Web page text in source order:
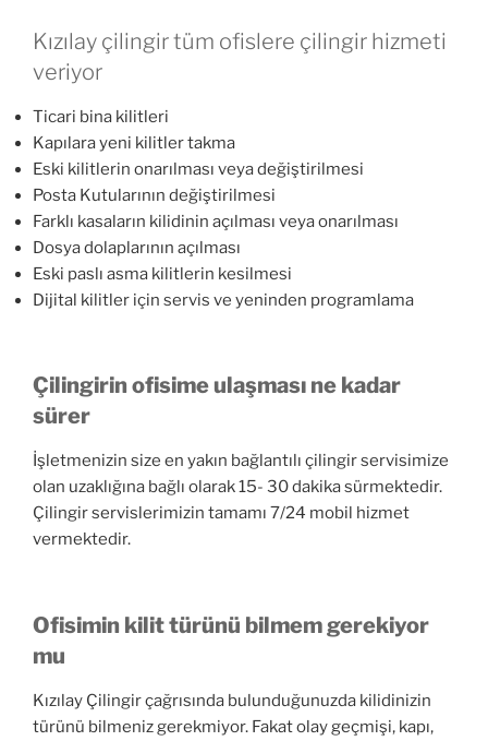
Kızılay çilingir tüm ofislere çilingir hizmeti
veriyor
Ticari bina kilitleri
Kapılara yeni kilitler takma
Eski kilitlerin onarılması veya değiştirilmesi
Posta Kutularının değiştirilmesi
Farklı kasaların kilidinin açılması veya onarılması
Dosya dolaplarının açılması
Eski paslı asma kilitlerin kesilmesi
Dijital kilitler için servis ve yeninden programlama
Çilingirin ofisime ulaşması ne kadar
sürer
İşletmenizin size en yakın bağlantılı çilingir servisimize
olan uzaklığına bağlı olarak 15- 30 dakika sürmektedir.
Çilingir servislerimizin tamamı 7/24 mobil hizmet
vermektedir.
Ofisimin kilit türünü bilmem gerekiyor
mu
Kızılay Çilingir çağrısında bulunduğunuzda kilidinizin
türünü bilmeniz gerekmiyor. Fakat olay geçmişi, kapı,